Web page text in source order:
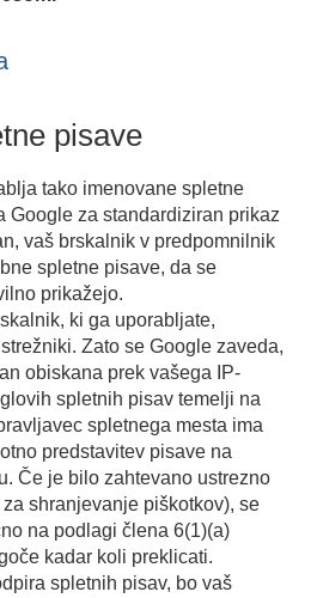
pisave
tako imenovane spletne
Google za standardiziran prikaz
vaš brskalnik v predpomnilnik
spletne pisave, da se
prikažejo.
ki ga uporabljate,
Zato se Google zaveda,
obiskana prek vašega IP-
spletnih pisav temelji na
spletnega mesta ima
predstavitev pisave na
Če je bilo zahtevano ustrezno
shranjevanje piškotkov), se
na podlagi člena 6(1)(a)
kadar koli preklicati.
spletnih pisav, bo vaš